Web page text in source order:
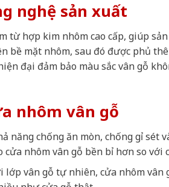
nghệ sản xuất
từ hợp kim nhôm cao cấp, giúp
bề mặt nhôm, sau đó được phủ
đại đảm bảo màu sắc vân gỗ
nhôm vân gỗ
năng chống ăn mòn, chống gỉ
cửa nhôm vân gỗ bền bỉ hơn so với
lớp vân gỗ tự nhiên, cửa nhôm vân